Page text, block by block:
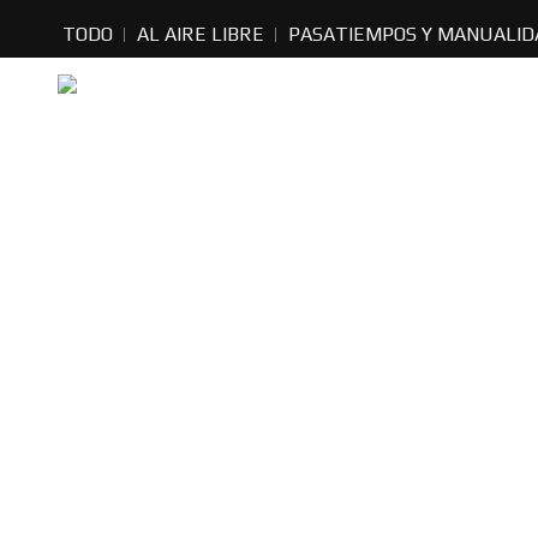
TODO AL AIRE LIBRE PASATIEMPOS Y